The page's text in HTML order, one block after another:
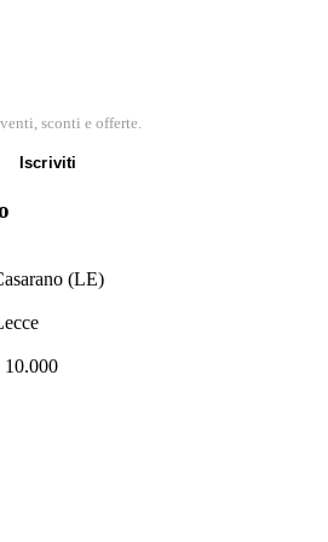
alle cucitrici tradizionali.
sconti e offerte.
Iscriviti
(LE)
10.000